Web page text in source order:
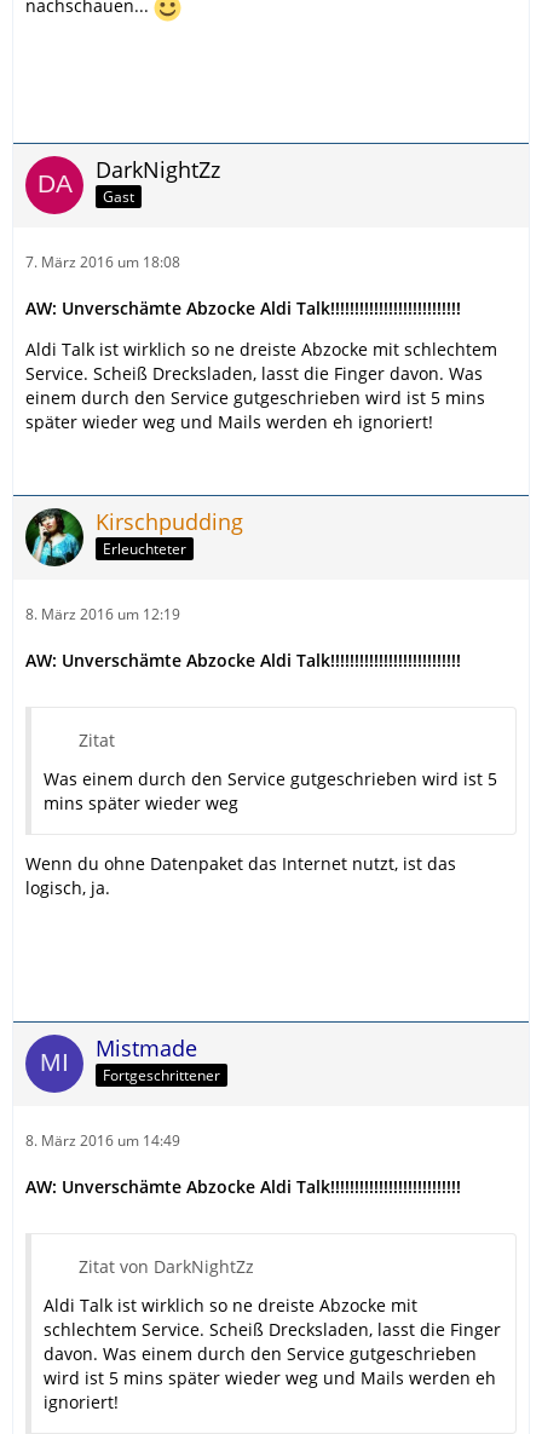
nachschauen...
DarkNightZz
Gast
7. März 2016 um 18:08
AW: Unverschämte Abzocke Aldi Talk!!!!!!!!!!!!!!!!!!!!!!!!!!!
Aldi Talk ist wirklich so ne dreiste Abzocke mit schlechtem
Service. Scheiß Drecksladen, lasst die Finger davon. Was
einem durch den Service gutgeschrieben wird ist 5 mins
später wieder weg und Mails werden eh ignoriert!
Kirschpudding
Erleuchteter
8. März 2016 um 12:19
AW: Unverschämte Abzocke Aldi Talk!!!!!!!!!!!!!!!!!!!!!!!!!!!
Zitat
Was einem durch den Service gutgeschrieben wird ist 5
mins später wieder weg
Wenn du ohne Datenpaket das Internet nutzt, ist das
logisch, ja.
Mistmade
Fortgeschrittener
8. März 2016 um 14:49
AW: Unverschämte Abzocke Aldi Talk!!!!!!!!!!!!!!!!!!!!!!!!!!!
Zitat von DarkNightZz
Aldi Talk ist wirklich so ne dreiste Abzocke mit
schlechtem Service. Scheiß Drecksladen, lasst die Finger
davon. Was einem durch den Service gutgeschrieben
wird ist 5 mins später wieder weg und Mails werden eh
ignoriert!